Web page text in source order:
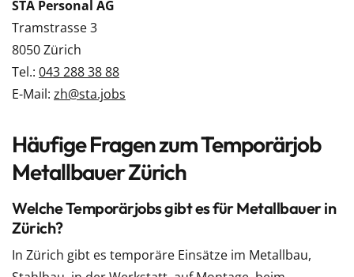
STA Personal AG
Tramstrasse 3
8050 Zürich
Tel.: 043 288 38 88
E-Mail: zh@sta.jobs
Häufige Fragen zum Temporärjob
Metallbauer Zürich
Welche Temporärjobs gibt es für Metallbauer in
Zürich?
In Zürich gibt es temporäre Einsätze im Metallbau,